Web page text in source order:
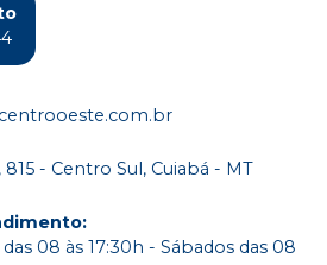
815 - Centro Sul, Cuiabá - MT
:
08 às 17:30h - Sábados das 08